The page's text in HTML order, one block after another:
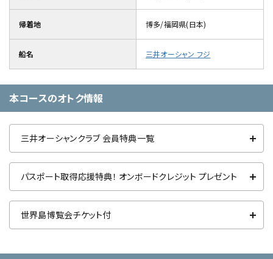
帰着地 博多/福岡県(日本)
船名 三井オーシャン フジ
本コースのオトク情報
三井オーシャンクラブ 会員特典一覧
パスポート取得応援特典！ オンボードクレジット プレゼント
世界島博覧会チケット付